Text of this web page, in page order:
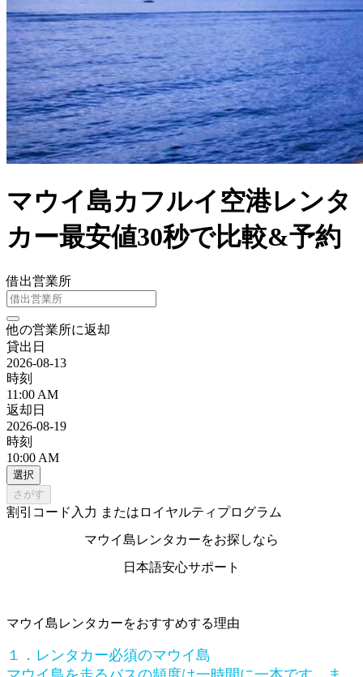
マウイ島カフルイ空港レンタ
カー最安値30秒で比較&予約
借出営業所
他の営業所に返却
貸出日
2026-08-13
時刻
11:00 AM
返却日
2026-08-19
時刻
10:00 AM
選択
さがす
割引コード入力 またはロイヤルティプログラム
マウイ島レンタカーをお探しなら
日本語安心サポート
マウイ島レンタカーをおすすめする理由
１．レンタカー必須のマウイ島